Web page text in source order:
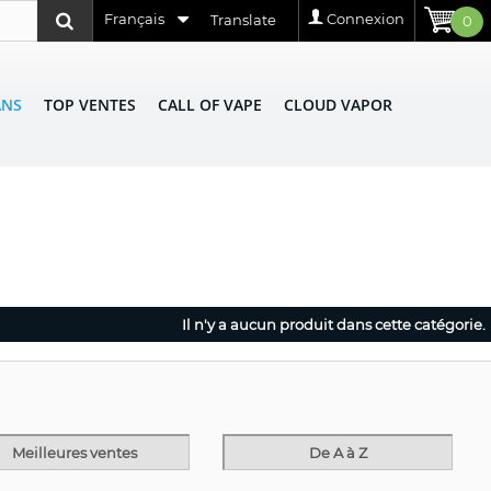
0
Connexion
Translate
Français
TOP VENTES CALL OF VAPE CLOUD VAPOR
Il n'y a aucun produit dans cette catégorie.
Meilleures ventes De A à Z